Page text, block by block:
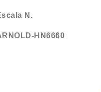
N.
HN6660